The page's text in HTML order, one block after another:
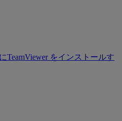
TeamViewer をインストールす